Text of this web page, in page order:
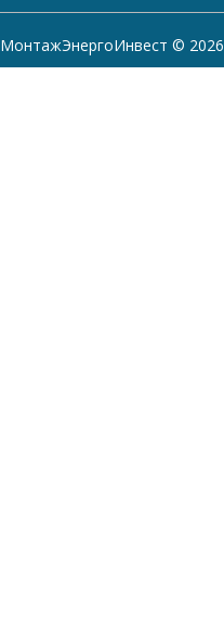
МонтажЭнергоИнвест © 2026